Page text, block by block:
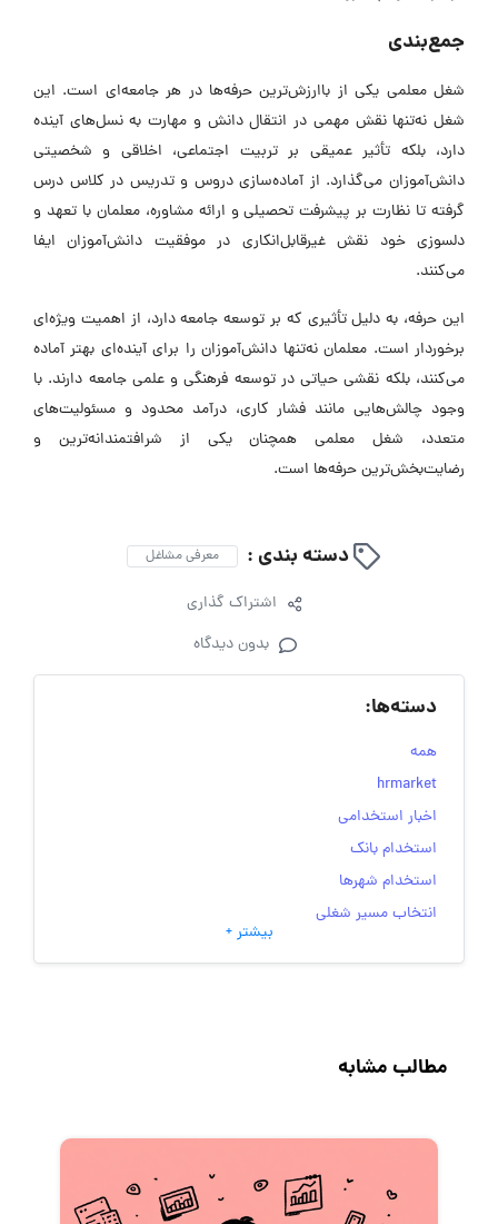
جمع‌بندی
شغل معلمی یکی از باارزش‌ترین حرفه‌ها در هر جامعه‌ای است. این
شغل نه‌تنها نقش مهمی در انتقال دانش و مهارت به نسل‌های آینده
دارد، بلکه تأثیر عمیقی بر تربیت اجتماعی، اخلاقی و شخصیتی
دانش‌آموزان می‌گذارد. از آماده‌سازی دروس و تدریس در کلاس درس
گرفته تا نظارت بر پیشرفت تحصیلی و ارائه مشاوره، معلمان با تعهد و
دلسوزی خود نقش غیرقابل‌انکاری در موفقیت دانش‌آموزان ایفا
می‌کنند.
این حرفه، به دلیل تأثیری که بر توسعه جامعه دارد، از اهمیت ویژه‌ای
برخوردار است. معلمان نه‌تنها دانش‌آموزان را برای آینده‌ای بهتر آماده
می‌کنند، بلکه نقشی حیاتی در توسعه فرهنگی و علمی جامعه دارند. با
وجود چالش‌هایی مانند فشار کاری، درآمد محدود و مسئولیت‌های
متعدد، شغل معلمی همچنان یکی از شرافتمندانه‌ترین و
رضایت‌بخش‌ترین حرفه‌ها است.
دسته بندی : معرفی مشاغل
اشتراک گذاری
بدون دیدگاه
دسته‌ها:
همه
hrmarket
اخبار استخدامی
استخدام بانک
استخدام شهرها
انتخاب مسیر شغلی
به‌روزرسانی‌های سایت (کارجویی)
رزومه
فریلنسر
کارفرمایان
بیشتر +
مطالب مشابه